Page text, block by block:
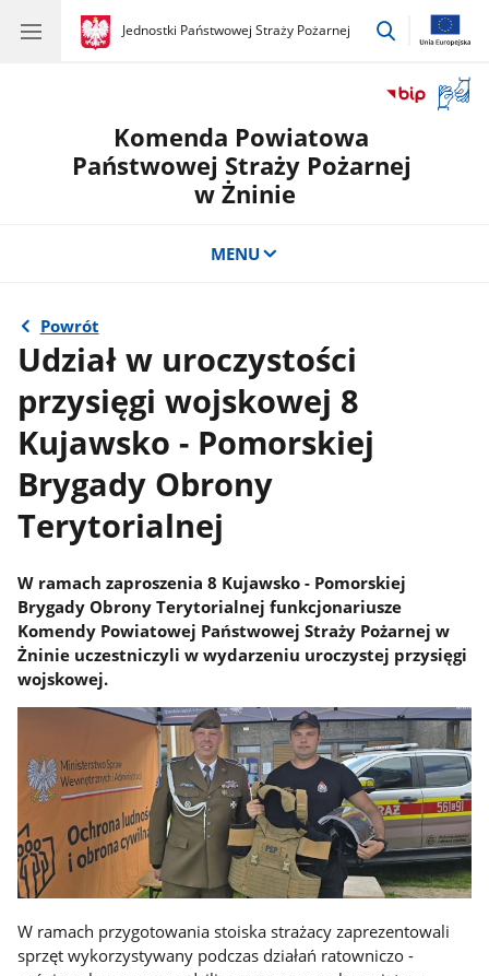
gov.pl
Jednostki Państwowej Straży Pożarnej
gov.pl
Jednostki
przejdź
okno
Komenda Powiatowa
Państwowej Straży Pożarnej
w Żninie
MENU
Powrót
Udział w uroczystości
przysięgi wojskowej 8
Kujawsko - Pomorskiej
Brygady Obrony
Terytorialnej
W ramach zaproszenia 8 Kujawsko - Pomorskiej
Brygady Obrony Terytorialnej funkcjonariusze
Komendy Powiatowej Państwowej Straży Pożarnej w
Żninie uczestniczyli w wydarzeniu uroczystej przysięgi
wojskowej.
W ramach przygotowania stoiska strażacy zaprezentowali
sprzęt wykorzystywany podczas działań ratowniczo -